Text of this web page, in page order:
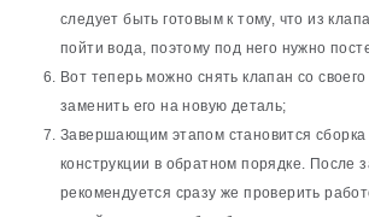
следует быть готовым к тому, что из
пойти вода, поэтому под него нужно
Вот теперь можно снять клапан со
заменить его на новую деталь;
Завершающим этапом становится сборка
конструкции в обратном порядке. После
рекомендуется сразу же проверить